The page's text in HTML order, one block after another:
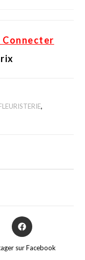
Connecter
,
sur Facebook